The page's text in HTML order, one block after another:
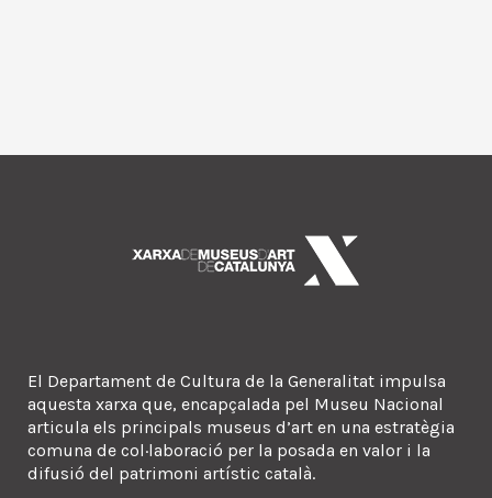
El Departament de Cultura de la Generalitat impulsa
aquesta xarxa que, encapçalada pel Museu Nacional
articula els principals museus d’art en una estratègia
comuna de col·laboració per la posada en valor i la
difusió del patrimoni artístic català.